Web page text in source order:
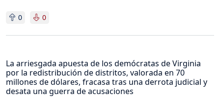
0 0
La arriesgada apuesta de los demócratas de Virginia
por la redistribución de distritos, valorada en 70
millones de dólares, fracasa tras una derrota judicial y
desata una guerra de acusaciones